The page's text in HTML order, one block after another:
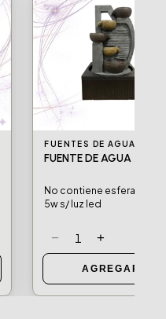
FUENTE DE AGUA MT-
No contiene esfera -
5w s/ luz led
− 1 +
AGREGAR